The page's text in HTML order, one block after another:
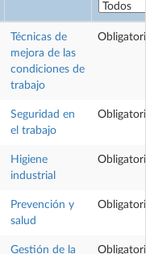
Técnicas de
mejora de las
condiciones de
trabajo
Obligatoria
Seguridad en
el trabajo
Obligatoria
Higiene
industrial
Obligatoria
Prevención y
salud
Obligatoria
Gestión de la
Obligatoria